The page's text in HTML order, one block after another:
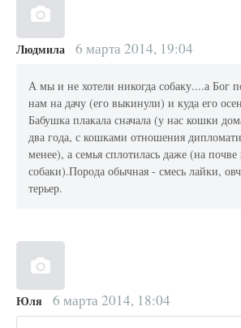
Людмила 6 марта 2014, 19:04
А мы и не хотели никогда собаку....а Бог
нам на дачу (его выкинули) и куда его
Бабушка плакала сначала (у нас кошки
два года, с кошками отношения
менее), а семья сплотилась даже (на
собаки).Порода обычная - смесь лайки,
терьер.
Юля 6 марта 2014, 18:04